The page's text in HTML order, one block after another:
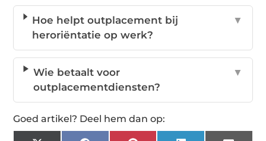
Hoe helpt outplacement bij
heroriëntatie op werk?
▼
Wie betaalt voor
outplacementdiensten?
▼
Goed artikel? Deel hem dan op: